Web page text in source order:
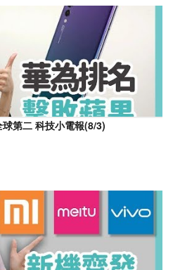
第二 科技小電報(8/3)